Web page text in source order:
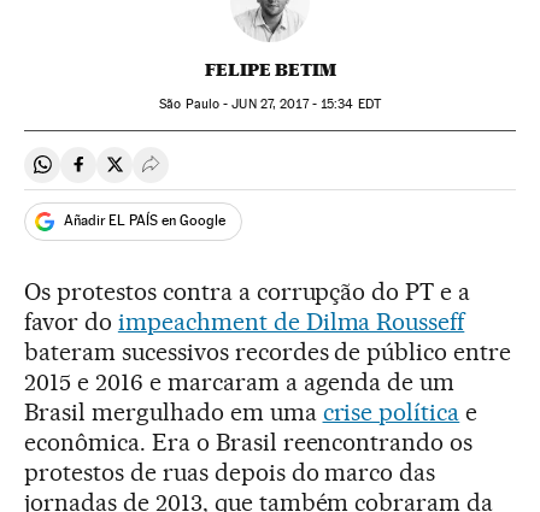
FELIPE BETIM
São Paulo -JUN27, 2017 - 15:34 EDT
Compartir en Whatsapp
Compartir en Facebook
Compartir en Twitter
Desplegar Redes Sociales
Añadir EL PAÍS en Google
Os protestos contra a corrupção do PT e a
favor do impeachment de Dilma Rousseff
bateram sucessivos recordes de público entre
2015 e 2016 e marcaram a agenda de um
Brasil mergulhado em uma crise política e
econômica. Era o Brasil reencontrando os
protestos de ruas depois do marco das
jornadas de 2013, que também cobraram da